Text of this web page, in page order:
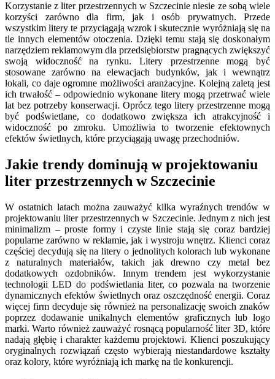
Korzystanie z liter przestrzennych w Szczecinie niesie ze sobą wiele
korzyści zarówno dla firm, jak i osób prywatnych. Przede
wszystkim litery te przyciągają wzrok i skutecznie wyróżniają się na
tle innych elementów otoczenia. Dzięki temu stają się doskonałym
narzędziem reklamowym dla przedsiębiorstw pragnących zwiększyć
swoją widoczność na rynku. Litery przestrzenne mogą być
stosowane zarówno na elewacjach budynków, jak i wewnątrz
lokali, co daje ogromne możliwości aranżacyjne. Kolejną zaletą jest
ich trwałość – odpowiednio wykonane litery mogą przetrwać wiele
lat bez potrzeby konserwacji. Oprócz tego litery przestrzenne mogą
być podświetlane, co dodatkowo zwiększa ich atrakcyjność i
widoczność po zmroku. Umożliwia to tworzenie efektownych
efektów świetlnych, które przyciągają uwagę przechodniów.
Jakie trendy dominują w projektowaniu
liter przestrzennych w Szczecinie
W ostatnich latach można zauważyć kilka wyraźnych trendów w
projektowaniu liter przestrzennych w Szczecinie. Jednym z nich jest
minimalizm – proste formy i czyste linie stają się coraz bardziej
popularne zarówno w reklamie, jak i wystroju wnętrz. Klienci coraz
częściej decydują się na litery o jednolitych kolorach lub wykonane
z naturalnych materiałów, takich jak drewno czy metal bez
dodatkowych ozdobników. Innym trendem jest wykorzystanie
technologii LED do podświetlania liter, co pozwala na tworzenie
dynamicznych efektów świetlnych oraz oszczędność energii. Coraz
więcej firm decyduje się również na personalizację swoich znaków
poprzez dodawanie unikalnych elementów graficznych lub logo
marki. Warto również zauważyć rosnącą popularność liter 3D, które
nadają głębię i charakter każdemu projektowi. Klienci poszukujący
oryginalnych rozwiązań często wybierają niestandardowe kształty
oraz kolory, które wyróżniają ich markę na tle konkurencji.